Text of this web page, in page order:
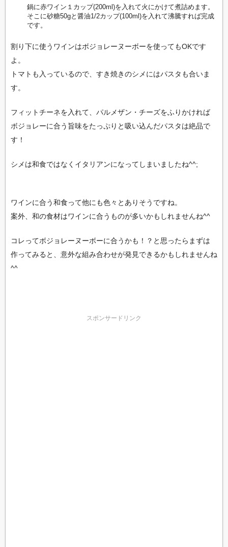
鍋に赤ワイン１カップ(200ml)を入れて火にかけて煮詰めます。
そこに砂糖50gと醤油1/2カップ(100ml)を入れて沸騰すれば完成
です。
割り下に使うワインはボジョレーヌーボーを使ってもOKです
よ。
トマトも入っているので、すき焼きのシメにはパスタも合いま
す。
フィットチーネを入れて、パルメザン・チーズをふりかければ
ボジョレーに合う旨味をたっぷりと吸い込んだパスタは絶品で
す！
シメは和食ではなくイタリアンになってしまいましたね^^;
ワインに合う和食って他にも色々とありそうですね。
案外、和の食材はワインに合うものが多いかもしれませんね^^
コレってボジョレーヌーボーに合うかも！？と思ったらまずは
作ってみると、意外な組み合わせが発見できるかもしれませんね
^^
スポンサードリンク